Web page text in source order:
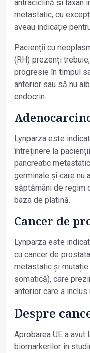
antraciclină si taxan
metastatic, cu
aveau indicație
Pacienții cu
(RH) prezenți
progresie în timpul
anterior sau să nu
endocrin.
Lynparza este
întreținere la
pancreatic
germinale și care nu
săptămâni de regim
baza de platină.
Cancer de
Lynparza este
cu cancer de
metastatic și
somatică), care
anterior care a inclus
Despre
Aprobarea UE a
biomarkerilor în